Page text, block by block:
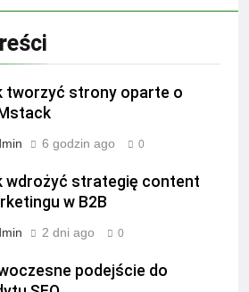
tworzyć strony oparte o
6 godzin ago 0
wdrożyć strategię content
w B2B
2 dni ago 0
podejście do